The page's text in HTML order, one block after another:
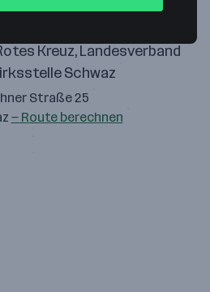
Kreuz, Landesverband
Schwaz
Straße 25
— Route berechnen